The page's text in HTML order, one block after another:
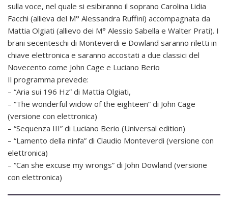
sulla voce, nel quale si esibiranno il soprano Carolina Lidia
Facchi (allieva del M° Alessandra Ruffini) accompagnata da
Mattia Olgiati (allievo dei M° Alessio Sabella e Walter Prati). I
brani secenteschi di Monteverdi e Dowland saranno riletti in
chiave elettronica e saranno accostati a due classici del
Novecento come John Cage e Luciano Berio
Il programma prevede:
– “Aria sui 196 Hz” di Mattia Olgiati,
– “The wonderful widow of the eighteen” di John Cage
(versione con elettronica)
– “Sequenza III” di Luciano Berio (Universal edition)
– “Lamento della ninfa” di Claudio Monteverdi (versione con
elettronica)
– “Can she excuse my wrongs” di John Dowland (versione
con elettronica)